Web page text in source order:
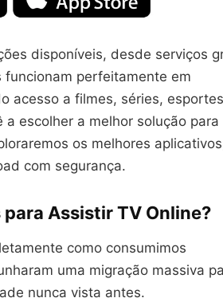
disponíveis, desde serviços
funcionam perfeitamente em
acesso a filmes, séries,
escolher a melhor solução para
os melhores
com segurança.
Assistir TV Online?
como consumimos
uma migração massiva
nunca vista antes.